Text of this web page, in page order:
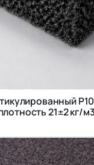
P10
21±2 кг/м3